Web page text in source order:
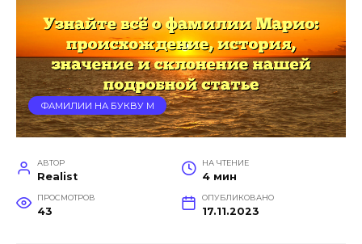
ФАМИЛИИ НА БУКВУ М
АВТОР
Realist
НА ЧТЕНИЕ
4 мин
ПРОСМОТРОВ
43
ОПУБЛИКОВАНО
17.11.2023